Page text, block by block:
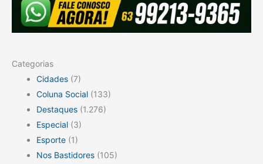
Categorias
Cidades (7)
Coluna Social (133)
Destaques (1.276)
Especial (3)
Esporte (1)
Nos Bastidores (105)